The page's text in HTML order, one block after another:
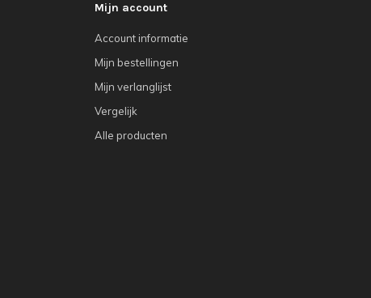
Mijn account
Account informatie
Mijn bestellingen
Mijn verlanglijst
Vergelijk
Alle producten